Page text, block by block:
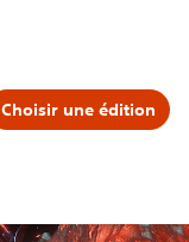
Choisir une édition